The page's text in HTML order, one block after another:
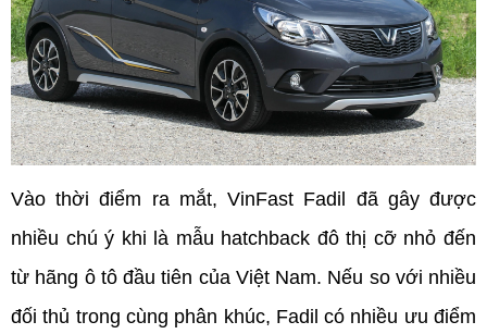
Vào thời điểm ra mắt, VinFast Fadil đã gây được
nhiều chú ý khi là mẫu hatchback đô thị cỡ nhỏ đến
từ hãng ô tô đầu tiên của Việt Nam. Nếu so với nhiều
đối thủ trong cùng phân khúc, Fadil có nhiều ưu điểm